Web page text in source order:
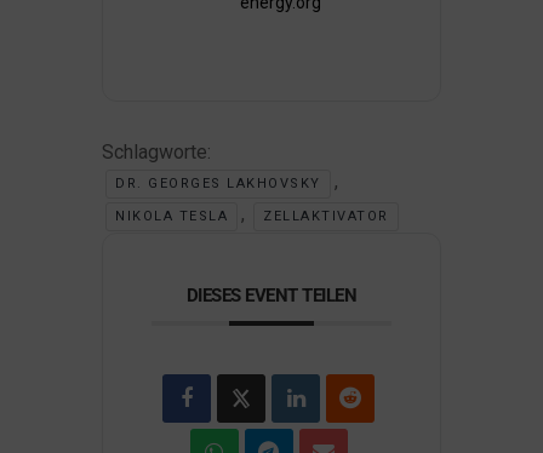
Schlagworte:
DR. GEORGES LAKHOVSKY ,
NIKOLA TESLA , ZELLAKTIVATOR
DIESES EVENT TEILEN